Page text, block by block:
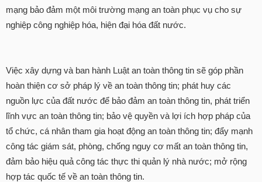
mạng bảo đảm một môi trường mạng an toàn phục vụ cho sự
nghiệp công nghiệp hóa, hiện đại hóa đất nước.
Việc xây dựng và ban hành Luật an toàn thông tin sẽ góp phần
hoàn thiện cơ sở pháp lý về an toàn thông tin; phát huy các
nguồn lực của đất nước để bảo đảm an toàn thông tin, phát triển
lĩnh vực an toàn thông tin; bảo vệ quyền và lợi ích hợp pháp của
tổ chức, cá nhân tham gia hoạt động an toàn thông tin; đẩy mạnh
công tác giám sát, phòng, chống nguy cơ mất an toàn thông tin,
đảm bảo hiệu quả công tác thực thi quản lý nhà nước; mở rộng
hợp tác quốc tế về an toàn thông tin.